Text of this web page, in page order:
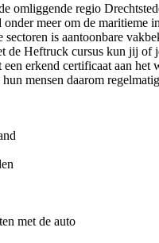
omliggende regio
meer om de maritieme
sectoren is aantoonbare
de Heftruck cursus kun jij of
een erkend certificaat aan het
mensen daarom
met de auto